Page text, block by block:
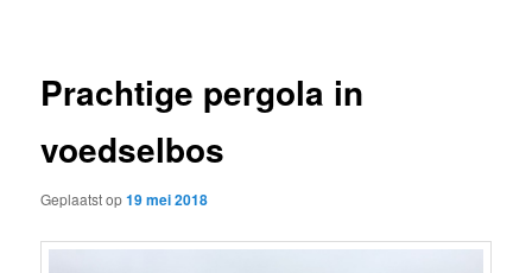
Prachtige pergola in
voedselbos
Geplaatst op19 mei 2018